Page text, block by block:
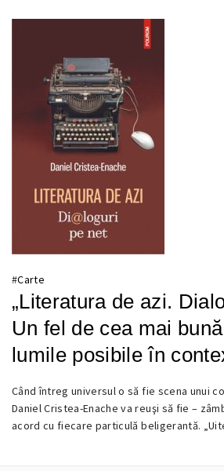
#Carte
„Literatura de azi.
Un fel de cea mai
lumile posibile în
24
AUGUST
Când întreg universul o să fie scena unui
Daniel Cristea-Enache va reuşi să fie –
acord cu fiecare particulă beligerantă.